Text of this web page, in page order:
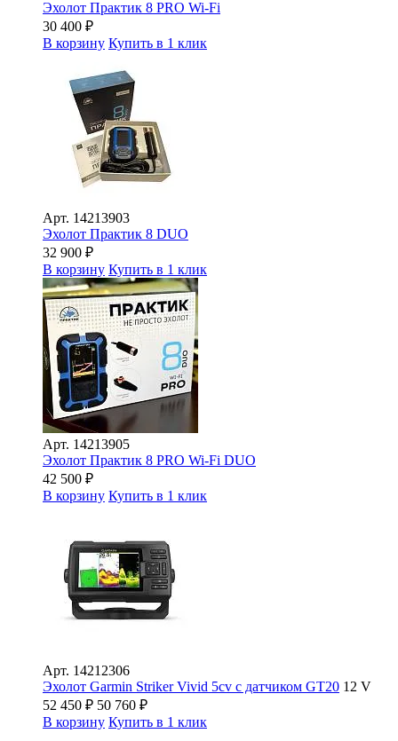
Эхолот Практик 8 PRO Wi-Fi
30 400 ₽
В корзину Купить в 1 клик
Арт. 14213903
Эхолот Практик 8 DUO
32 900 ₽
В корзину Купить в 1 клик
Арт. 14213905
Эхолот Практик 8 PRO Wi-Fi DUO
42 500 ₽
В корзину Купить в 1 клик
Арт. 14212306
Эхолот Garmin Striker Vivid 5cv с датчиком GT20 12 V
52 450 ₽ 50 760 ₽
В корзину Купить в 1 клик